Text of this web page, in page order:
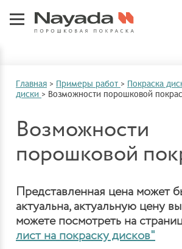
Главная > Примеры работ > Покраска
диски > Возможности порошковой
Возможности
порошковой
Представленная цена может
актуальна, актуальную цену
можете посмотреть на
лист на покраску дисков"